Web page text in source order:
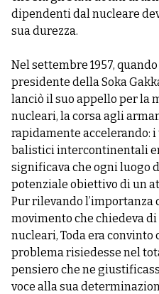
dipendenti dal nucleare
sua durezza.
Nel settembre 1957,
presidente della Soka
lanciò il suo appello per la
nucleari, la corsa agli
rapidamente accelerando:
balistici intercontinentali
significava che ogni luogo
potenziale obiettivo di un
Pur rilevando l’importanza
movimento che chiedeva
nucleari, Toda era
problema risiedesse nel
pensiero che ne
voce alla sua